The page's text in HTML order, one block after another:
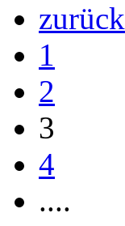
zurück
1
2
3
4
....